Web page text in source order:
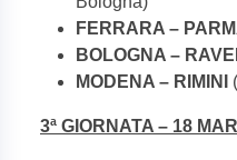
FERRARA –
BOLOGNA –
MODENA – RIMINI
3ª GIORNATA – 18